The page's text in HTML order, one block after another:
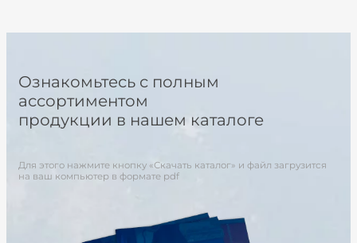
Ознакомьтесь с полным
ассортиментом
продукции в нашем каталоге
Для этого нажмите кнопку «Скачать каталог» и файл загрузится
на ваш компьютер в формате pdf